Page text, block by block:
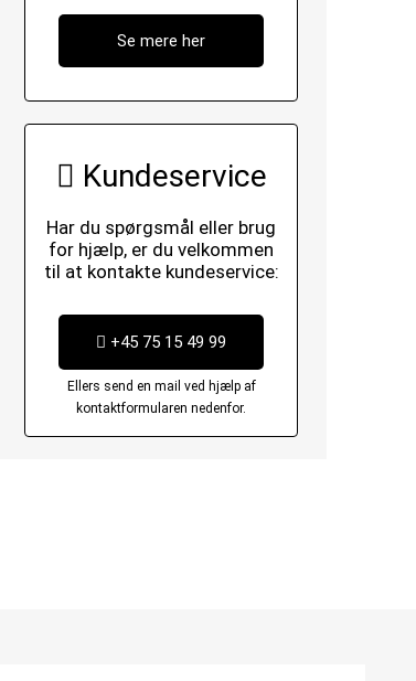
Se mere her
Kundeservice
Har du spørgsmål eller brug
for hjælp, er du velkommen
til at kontakte kundeservice:
+45 75 15 49 99
Ellers send en mail ved hjælp af
kontaktformularen nedenfor.